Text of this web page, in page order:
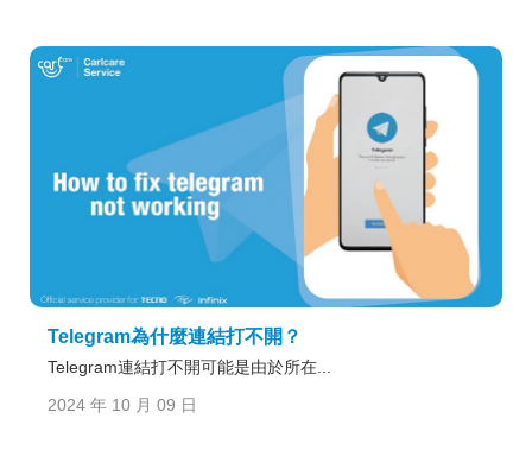
Telegram為什麼連結打不開？
Telegram連結打不開可能是由於所在...
2024 年 10 月 09 日